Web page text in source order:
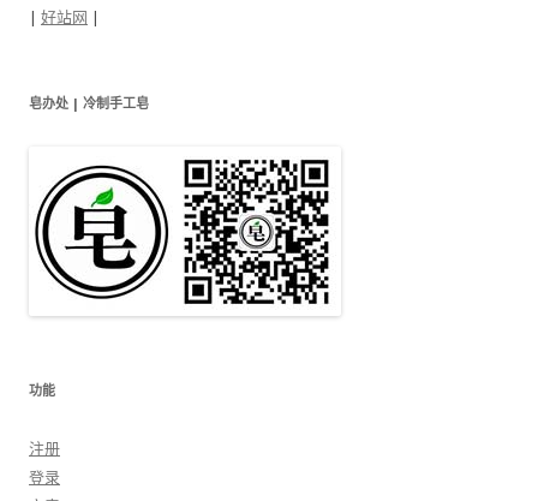
| 好站网 |
皂办处 | 冷制手工皂
功能
注册
登录